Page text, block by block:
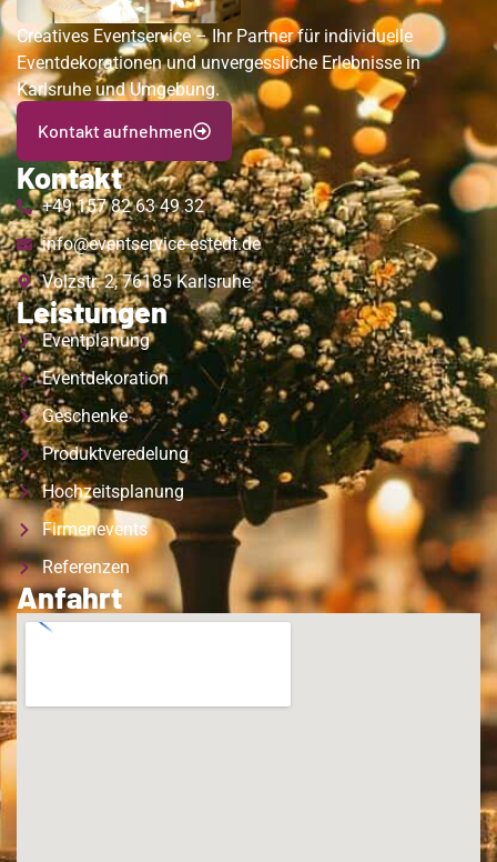
Creatives Eventservice – Ihr Partner für individuelle
Eventdekorationen und unvergessliche Erlebnisse in
Karlsruhe und Umgebung.
Kontakt aufnehmen
Kontakt
+49 157 82 63 49 32
info@eventservice-estedt.de
Volzstr. 2, 76185 Karlsruhe
Leistungen
Eventplanung
Eventdekoration
Geschenke
Produktveredelung
Hochzeitsplanung
Firmenevents
Referenzen
Anfahrt